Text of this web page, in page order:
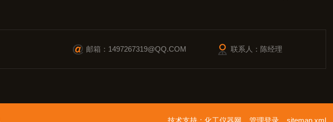
邮箱：1497267319@QQ.COM 联系人：陈经理
技术支持： 化工仪器网 管理登录 sitemap.xml